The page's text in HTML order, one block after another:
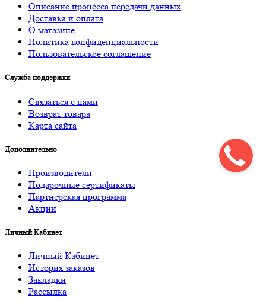
Описание процесса передачи данных
Доставка и оплата
О магазине
Политика конфиденциальности
Пользовательское соглашение
Служба поддержки
Связаться с нами
Возврат товара
Карта сайта
Дополнительно
Производители
Подарочные сертификаты
Партнерская программа
Акции
Личный Кабинет
Личный Кабинет
История заказов
Закладки
Рассылка